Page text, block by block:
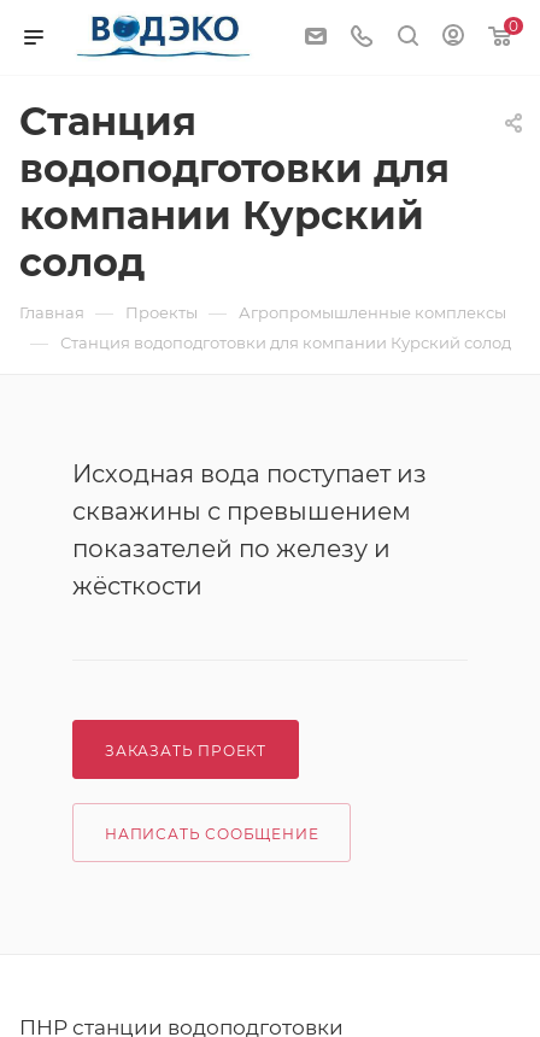
0
Станция
водоподготовки для
компании Курский
солод
Главная — Проекты — Агропромышленные комплексы
— Станция водоподготовки для компании Курский солод
Исходная вода поступает из
скважины с превышением
показателей по железу и
жёсткости
ЗАКАЗАТЬ ПРОЕКТ
НАПИСАТЬ СООБЩЕНИЕ
ПНР станции водоподготовки